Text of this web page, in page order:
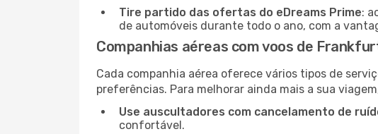
Tire partido das ofertas do eDreams Prime:
de automóveis durante todo o ano, com a
Companhias aéreas com voos de
Cada companhia aérea oferece vários tipos de
preferências. Para melhorar ainda mais a sua
Use auscultadores com cancelamento de
confortável.